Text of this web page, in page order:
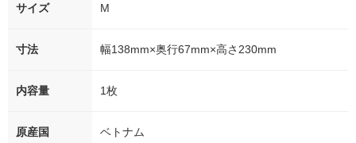
サイズ M
寸法 幅138mm×奥行67mm×高さ230mm
内容量 1枚
原産国 ベトナム